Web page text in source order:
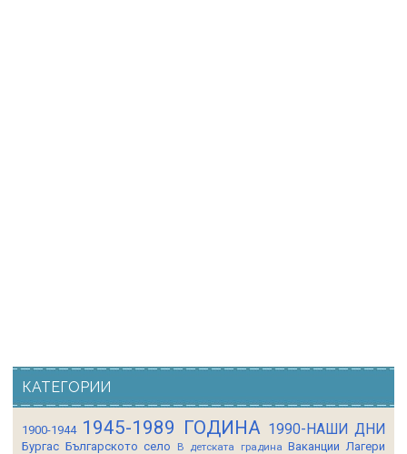
КАТЕГОРИИ
1900-1944 1945-1989 ГОДИНА 1990-НАШИ ДНИ
Бургас Българското село В детската градина Ваканции Лагери